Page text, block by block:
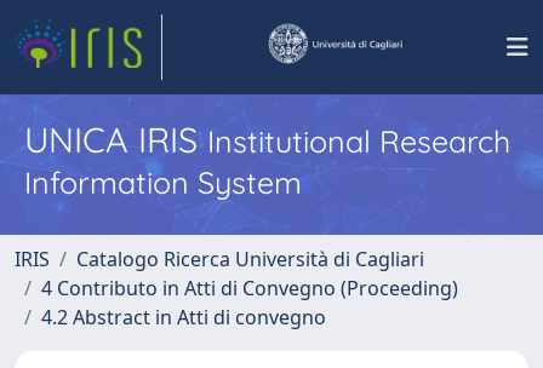
UNICA IRISInstitutional Research
Information System
IRIS
Catalogo Ricerca Università di Cagliari
4 Contributo in Atti di Convegno (Proceeding)
4.2 Abstract in Atti di convegno